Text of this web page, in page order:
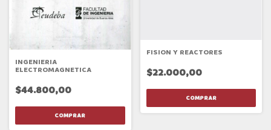
INGENIERIA
ELECTROMAGNETICA
$44.800,00
FISION Y REACTORES
$22.000,00